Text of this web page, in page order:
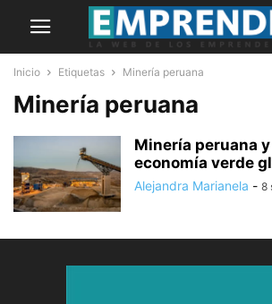
Inicio Etiquetas Minería peruana
Minería peruana
Minería peruana
economía verde
Alejandra Marianela - 8